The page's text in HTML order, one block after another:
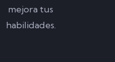
mejora tus
habilidades.